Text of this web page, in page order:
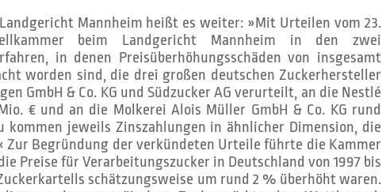
Mannheim heißt es weiter: »Mit Urteilen vom 23.
beim Landgericht Mannheim in den zwei
in denen Preisüberhöhungsschäden von insgesamt
worden sind, die drei großen deutschen Zuckerhersteller
GmbH & Co. KG und Südzucker AG verurteilt, an die Nestlé
€ und an die Molkerei Alois Müller GmbH & Co. KG rund
kommen jeweils Zinszahlungen in ähnlicher Dimension, die
Zur Begründung der verkündeten Urteile führte die Kammer
Preise für Verarbeitungszucker in Deutschland von 1997 bis
schätzungsweise um rund 2 % überhöht waren.